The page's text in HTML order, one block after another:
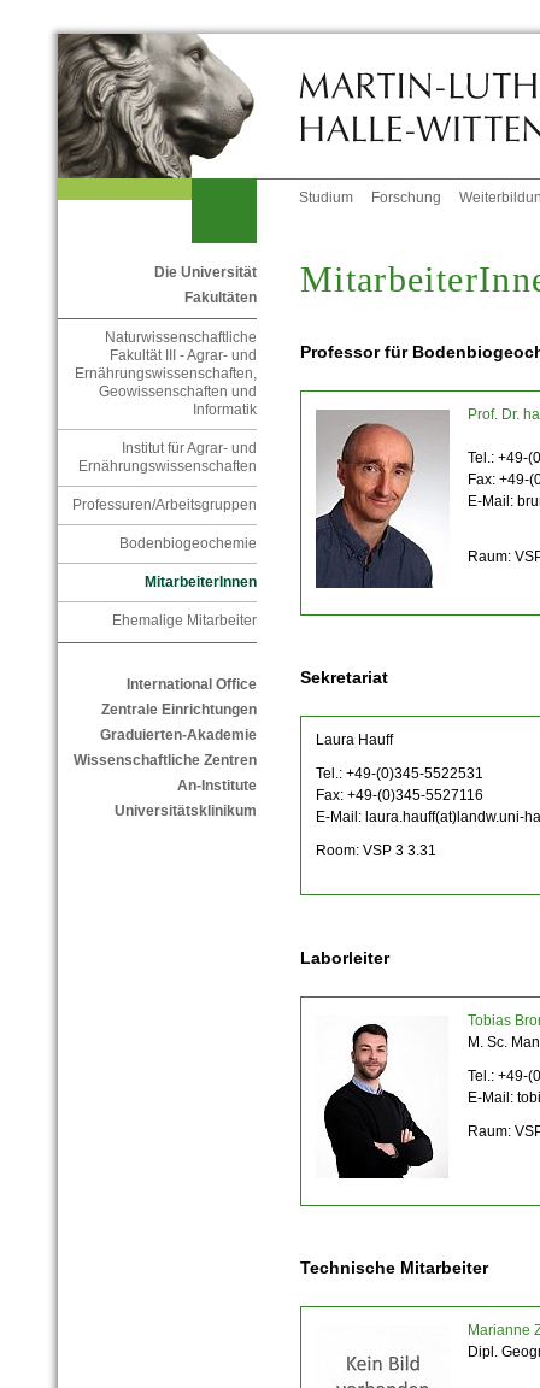
Studium Forschung
Die Universität
Fakultäten
Naturwissenschaftliche
Fakultät III - Agrar- und
Ernährungswissenschaften,
Geowissenschaften und
Informatik
Institut für Agrar- und
Ernährungswissenschaften
Professuren/Arbeitsgruppen
Bodenbiogeochemie
MitarbeiterInnen
Ehemalige Mitarbeiter
International Office
Zentrale Einrichtungen
Graduierten-Akademie
Wissenschaftliche Zentren
An-Institute
Universitätsklinikum
Professor für
Prof. Dr.
Tel.: +49-
Fax: +49-
E-Mail:
Raum:
Sekretariat
Laura Hauff
Tel.: +49-(0)345-5522531
Fax: +49-(0)345-5527116
E-Mail: laura.hauff(at)landw.uni-
Room: VSP 3 3.31
Laborleiter
Tobias
M. Sc.
Tel.: +49-
E-Mail:
Raum:
Technische Mitarbeiter
Marianne
Dipl.